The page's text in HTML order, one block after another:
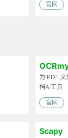
官网
为 PDF
档AI工具
官网
Scapy